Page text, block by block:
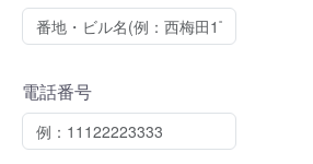
電話番号